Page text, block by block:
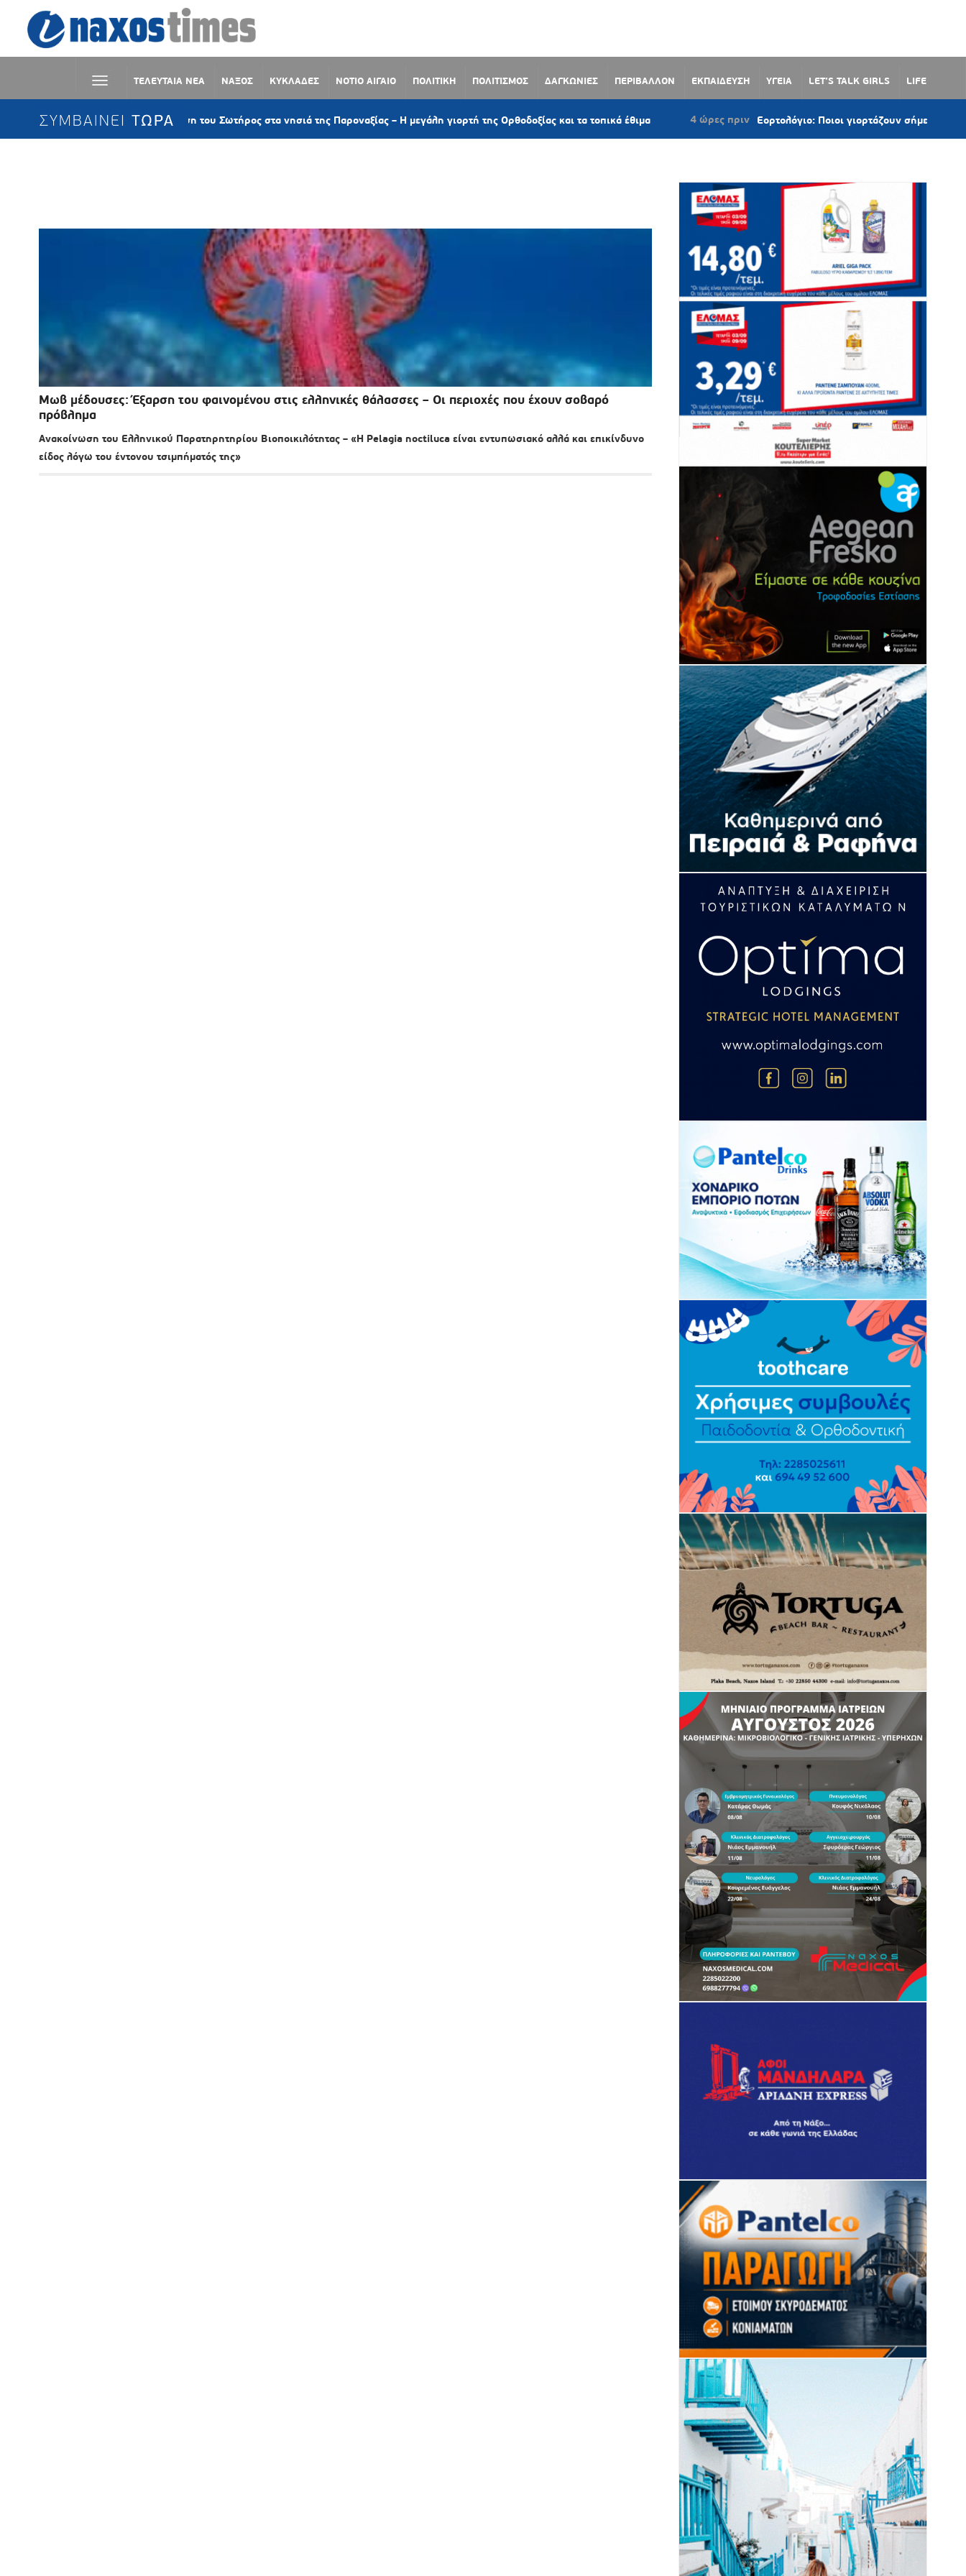
ΤΕΛΕΥΤΑΙΑ ΝΕΑ ΝΑΞΟΣ ΚΥΚΛΑΔΕΣ ΝΟΤΙΟ ΑΙΓΑΙΟ ΠΟΛΙΤΙΚΗ ΠΟΛΙΤΙΣΜΟΣ ΔΑΓΚΩΝΙΕΣ ΠΕΡΙΒΑΛΛΟΝ ΕΚΠΑΙΔΕΥΣΗ ΥΓΕΙΑ LET’S TALK GIRLS LIFE
ΣΥΜΒΑΙΝΕΙ ΤΩΡΑ
Η Μεταμόρφωση του Σωτήρος στα νησιά της Παροναξίας – Η μεγάλη γιορτή της Ορθοδοξίας και τα τοπικά έθιμα 4 ώρες πριν Εορτολόγιο: Ποιοι γιορτάζουν σήμερα 7 Αυγούστου
Μωβ μέδουσες: Έξαρση του φαινομένου στις ελληνικές θάλασσες – Οι περιοχές που έχουν σοβαρό
πρόβλημα
Ανακοίνωση του Ελληνικού Παρατηρητηρίου Βιοποικιλότητας – «Η Pelagia noctiluca είναι εντυπωσιακό αλλά και επικίνδυνο
είδος λόγω του έντονου τσιμπήματός της»